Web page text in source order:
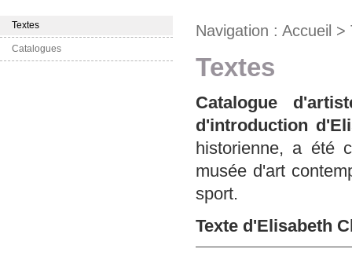
Textes
Catalogues
Navigation : Accueil >
Textes
Catalogue
d'introduction
historienne, a été
musée d'art
sport.
Texte d'Elisabeth